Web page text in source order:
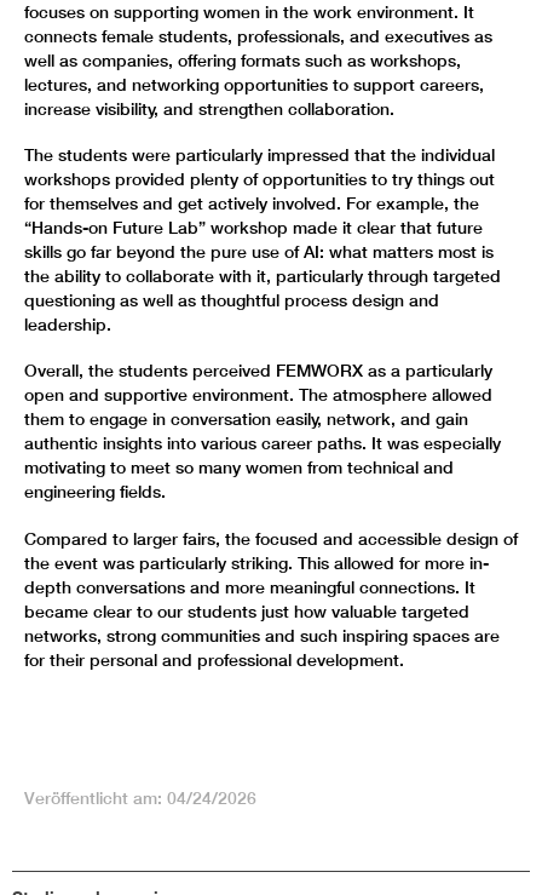
focuses on supporting women in the work environment. It
connects female students, professionals, and executives as
well as companies, offering formats such as workshops,
lectures, and networking opportunities to support careers,
increase visibility, and strengthen collaboration.
The students were particularly impressed that the individual
workshops provided plenty of opportunities to try things out
for themselves and get actively involved. For example, the
“Hands-on Future Lab” workshop made it clear that future
skills go far beyond the pure use of AI: what matters most is
the ability to collaborate with it, particularly through targeted
questioning as well as thoughtful process design and
leadership.
Overall, the students perceived FEMWORX as a particularly
open and supportive environment. The atmosphere allowed
them to engage in conversation easily, network, and gain
authentic insights into various career paths. It was especially
motivating to meet so many women from technical and
engineering fields.
Compared to larger fairs, the focused and accessible design of
the event was particularly striking. This allowed for more in-
depth conversations and more meaningful connections. It
became clear to our students just how valuable targeted
networks, strong communities and such inspiring spaces are
for their personal and professional development.
Veröffentlicht am: 04/24/2026